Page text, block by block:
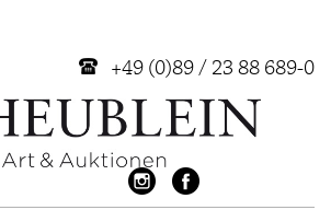
+49 (0)89 / 23 88 689-0